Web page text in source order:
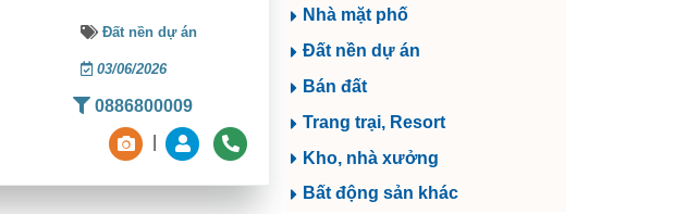
Đất nền dự án
03/06/2026
0886800009
Nhà mặt phố
Đất nền dự án
Bán đất
Trang trại, Resort
Kho, nhà xưởng
Bất động sản khác